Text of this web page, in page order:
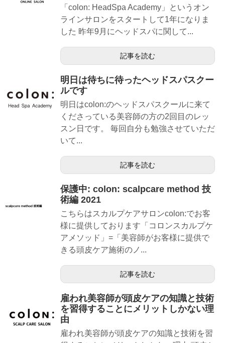
「colon: HeadSpa Academy」というオン
ラインサロンをスタートして1年になりま
した 昨年9月にヘッドスパに関して...
記事を読む
明日は待ちに待ったヘッドスパスクー
ルです
明日はcolon:のヘッドスパスクールに来て
くださっている美容師の方の2回目のレッ
スン日です。 毎回自分も勉強させていただ
いて...
記事を読む
保護中: colon: scalpcare method 技
術編 2021
こちらはスカルプケアサロンcolon:でお客
様に提供しております「コロンスカルプケ
アメソッド」=「美容師がお客様に提供で
きる頭皮ケア施術のノ...
記事を読む
雇われ美容師が頭皮ケアの知識と技術
を習得することにメリットしかない理
由
雇われ美容師が頭皮ケアの知識と技術を習